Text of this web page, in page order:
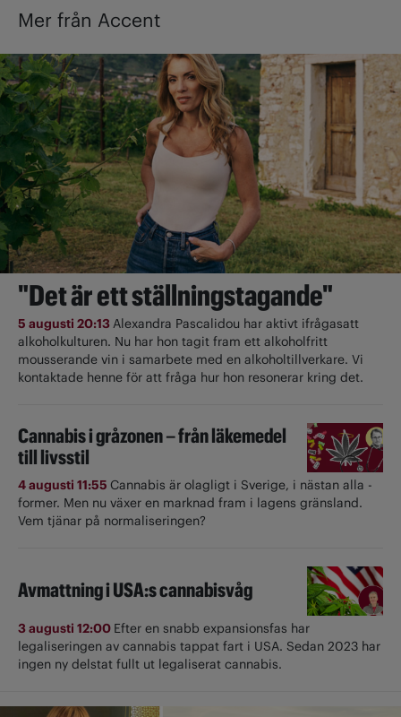
Mer från Accent
"Det är ett ställningstagande"
5 augusti 20:13Alexandra Pascalidou har aktivt ifrågasatt
alkoholkulturen. Nu har hon tagit fram ett alkoholfritt
mousserande vin i samarbete med en alkoholtillverkare. Vi
kontaktade henne för att fråga hur hon resonerar kring det.
Cannabis i gråzonen – från läkemedel
till livsstil
4 augusti 11:55 Cannabis är olagligt i ­Sverige, i nästan alla ­
former. Men nu växer en marknad fram i lagens gränsland.
Vem tjänar på normaliseringen?
Avmattning i USA:s cannabisvåg
3 augusti 12:00 Efter en snabb expansionsfas har
legaliseringen av cannabis tappat fart i USA. Sedan 2023 har
ingen ny delstat fullt ut ­legaliserat cannabis.